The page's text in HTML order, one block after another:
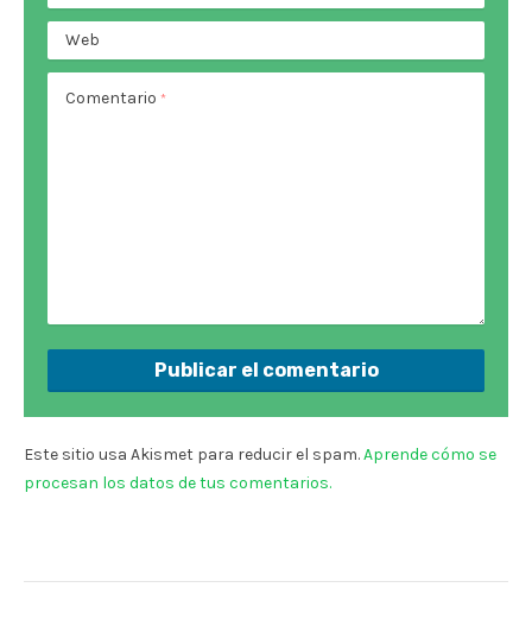
Web
Comentario *
Este sitio usa Akismet para reducir el spam.Aprende cómo se
procesan los datos de tus comentarios.